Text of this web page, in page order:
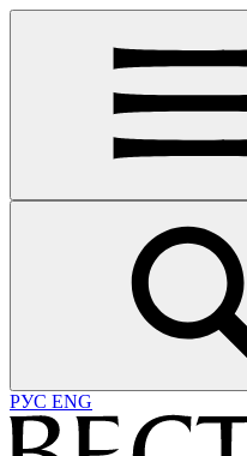
РУС ENG